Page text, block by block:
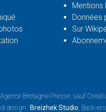
Mentions
Données
Sur
Agence Bretagne Presse , sauf
design : Breizhek Studio , Back-